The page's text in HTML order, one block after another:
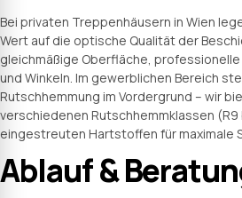
Bei privaten Treppenhäusern in Wien
Wert auf die optische Qualität der
gleichmäßige Oberfläche, professionelle
und Winkeln. Im gewerblichen Bereich
Rutschhemmung im Vordergrund – wir
verschiedenen Rutschhemmklassen (R9
eingestreuten Hartstoffen für maximale
Ablauf &